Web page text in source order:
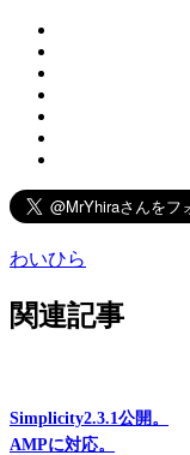
わいひら
関連記事
Simplicity2.3.1公開。
AMPに対応。